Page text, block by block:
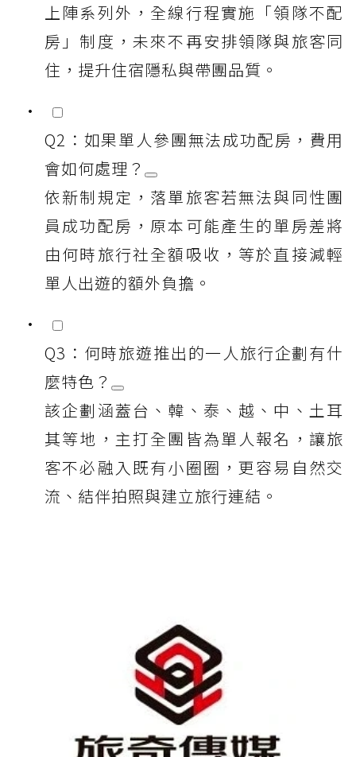
上陣系列外，全線行程實施「領隊不配
房」制度，未來不再安排領隊與旅客同
住，提升住宿隱私與帶團品質。
Q2：如果單人參團無法成功配房，費用
會如何處理？
依新制規定，落單旅客若無法與同性團
員成功配房，原本可能產生的單房差將
由何時旅行社全額吸收，等於直接減輕
單人出遊的額外負擔。
Q3：何時旅遊推出的一人旅行企劃有什
麼特色？
該企劃涵蓋台、韓、泰、越、中、土耳
其等地，主打全團皆為單人報名，讓旅
客不必融入既有小圈圈，更容易自然交
流、結伴拍照與建立旅行連結。